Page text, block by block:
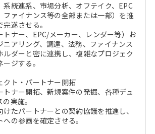
系統連系、市場分析、オフテイク、EPC
ファイナンス等の全部または一部）を推
遂させる。
トナー、EPC/メーカー、レンダー等）お
ニアリング、調達、法務、ファイナンス
ルダーと密に連携し、複雑なプロジェク
ジする。
クト・パートナー開拓
トナー開拓、新規案件の発掘、各種デュ
実施。
けたパートナーとの契約協議を推進し、
の参画を確定させる。